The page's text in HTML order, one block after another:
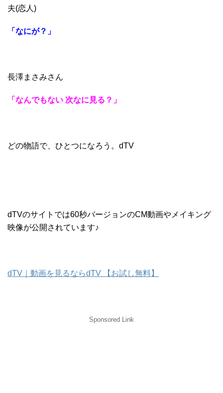
夫(恋人)
「なにが？」
長澤まさみさん
「なんでもない 次なに見る？」
どの物語で、ひとつになろう。dTV
dTVのサイトでは60秒バージョンのCM動画やメイキング
映像が公開されています♪
dTV｜動画を見るならdTV 【お試し無料】
Sponsored Link